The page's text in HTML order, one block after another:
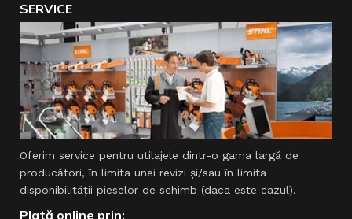
SERVICE
Oferim service pentru utilajele dintr-o gama largă de
producători, în limita unei revizi şi/sau în limita
disponibilităţii pieselor de schimb (daca este cazul).
Plată online prin: